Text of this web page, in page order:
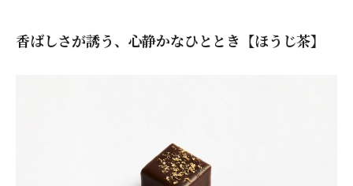
香ばしさが誘う、心静かなひととき【ほうじ茶】